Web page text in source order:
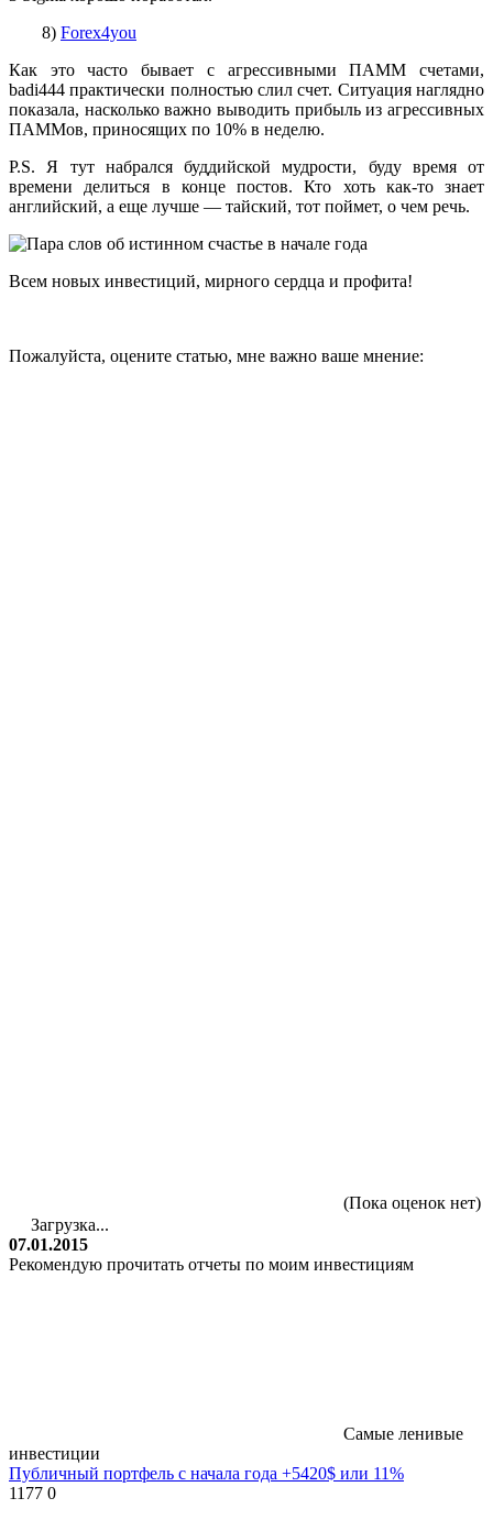
8) Forex4you
Как это часто бывает с агрессивными ПАММ счетами,
badi444 практически полностью слил счет. Ситуация наглядно
показала, насколько важно выводить прибыль из агрессивных
ПАММов, приносящих по 10% в неделю.
P.S. Я тут набрался буддийской мудрости, буду время от
времени делиться в конце постов. Кто хоть как-то знает
английский, а еще лучше — тайский, тот поймет, о чем речь.
Всем новых инвестиций, мирного сердца и профита!
Пожалуйста, оцените статью, мне важно ваше мнение:
(Пока оценок нет)
Загрузка...
07.01.2015
Рекомендую прочитать отчеты по моим инвестициям
Самые ленивые
инвестиции
Публичный портфель с начала года +5420$ или 11%
1177 0